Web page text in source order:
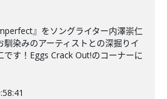
』をソングライター内澤崇仁
馴染みのアーティストとの深掘りイ
です！Eggs Crack Out!のコーナーに